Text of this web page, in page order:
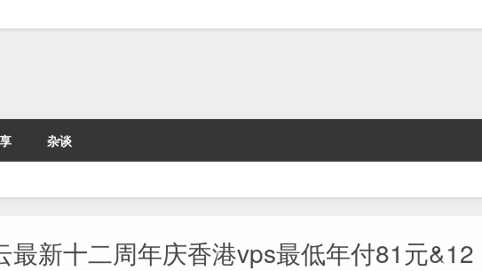
杂谈
最新十二周年庆香港vps最低年付81元&12